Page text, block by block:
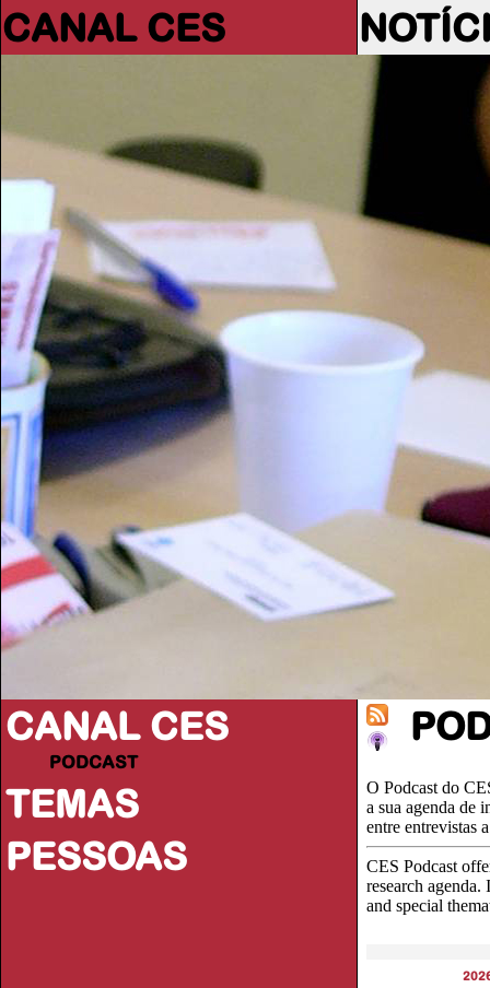
CANAL CES
CANAL CES
PODCAST
TEMAS
PESSOAS
O Podcast do
a sua agenda de
entre entrevistas
CES Podcast
research
and special